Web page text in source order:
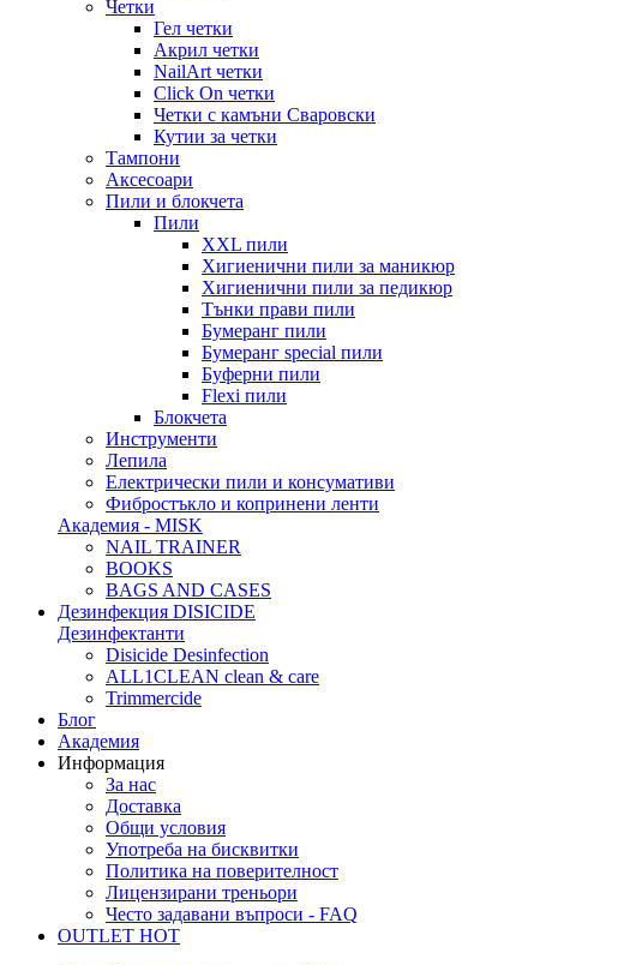
Четки
Гел четки
Акрил четки
NailArt четки
Click On четки
Четки с камъни Сваровски
Кутии за четки
Тампони
Аксесоари
Пили и блокчета
Пили
XXL пили
Хигиенични пили за маникюр
Хигиенични пили за педикюр
Тънки прави пили
Бумеранг пили
Бумеранг special пили
Буферни пили
Flexi пили
Блокчета
Инструменти
Лепила
Електрически пили и консумативи
Фибростъкло и копринени ленти
Академия - MISK
NAIL TRAINER
BOOKS
BAGS AND CASES
Дезинфекция DISICIDE
Дезинфектанти
Disicide Desinfection
ALL1CLEAN clean & care
Trimmercide
Блог
Академия
Информация
За нас
Доставка
Общи условия
Употреба на бисквитки
Политика на поверителност
Лицензирани треньори
Често задавани въпроси - FAQ
OUTLET HOT